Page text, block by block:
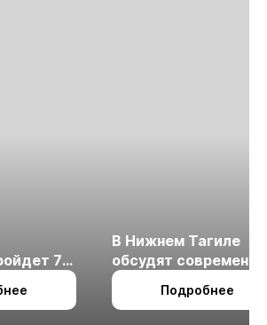
7
В Нижнем Тагиле
обсудят
технологии
измельчения
Подробнее